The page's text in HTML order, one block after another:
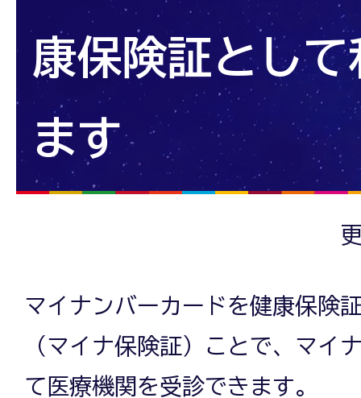
康保険証とし
ます
マイナンバーカードを健康保険
（マイナ保険証）ことで、マイ
て医療機関を受診できます。